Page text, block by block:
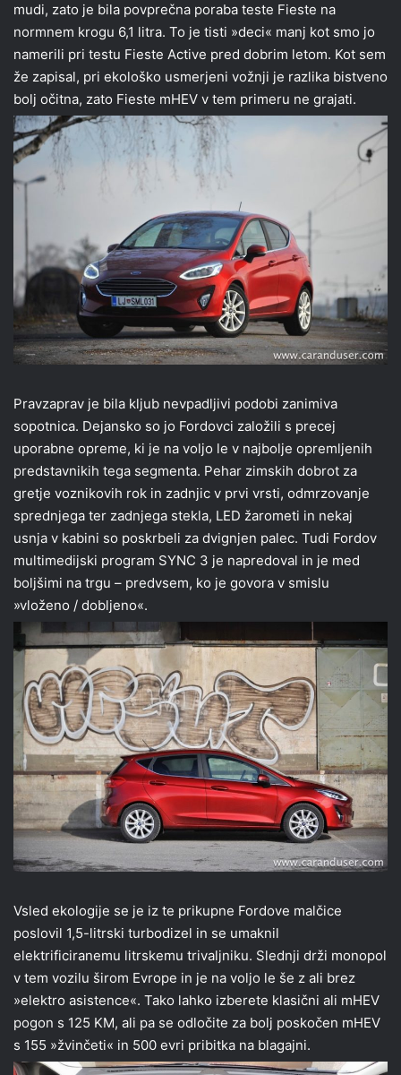
mudi, zato je bila povprečna poraba teste Fieste na
normnem krogu 6,1 litra. To je tisti »deci« manj kot smo jo
namerili pri testu Fieste Active pred dobrim letom. Kot sem
že zapisal, pri ekološko usmerjeni vožnji je razlika bistveno
bolj očitna, zato Fieste mHEV v tem primeru ne grajati.
Pravzaprav je bila kljub nevpadljivi podobi zanimiva
sopotnica. Dejansko so jo Fordovci založili s precej
uporabne opreme, ki je na voljo le v najbolje opremljenih
predstavnikih tega segmenta. Pehar zimskih dobrot za
gretje voznikovih rok in zadnjic v prvi vrsti, odmrzovanje
sprednjega ter zadnjega stekla, LED žarometi in nekaj
usnja v kabini so poskrbeli za dvignjen palec. Tudi Fordov
multimedijski program SYNC 3 je napredoval in je med
boljšimi na trgu – predvsem, ko je govora v smislu
»vloženo / dobljeno«.
Vsled ekologije se je iz te prikupne Fordove malčice
poslovil 1,5-litrski turbodizel in se umaknil
elektrificiranemu litrskemu trivaljniku. Slednji drži monopol
v tem vozilu širom Evrope in je na voljo le še z ali brez
»elektro asistence«. Tako lahko izberete klasični ali mHEV
pogon s 125 KM, ali pa se odločite za bolj poskočen mHEV
s 155 »žvinčeti« in 500 evri pribitka na blagajni.